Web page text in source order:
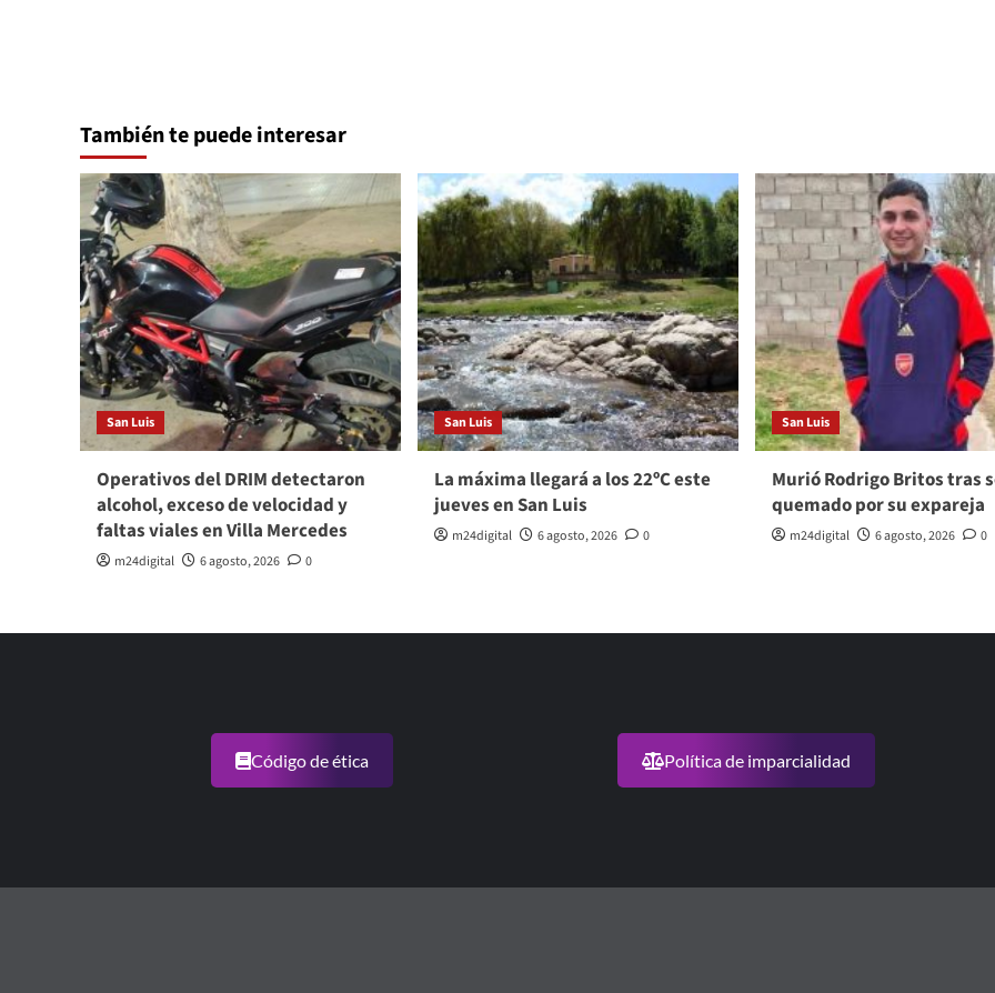
También te puede interesar
San Luis
Operativos del DRIM detectaron
alcohol, exceso de velocidad y
faltas viales en Villa Mercedes
m24digital 6 agosto, 2026 0
San Luis
La máxima llegará a los 22ºC este
jueves en San Luis
m24digital 6 agosto, 2026 0
San Luis
Murió Rodrigo Britos tras
quemado por su expareja
m24digital 6 agosto, 2026 0
Código de ética Política de imparcialidad